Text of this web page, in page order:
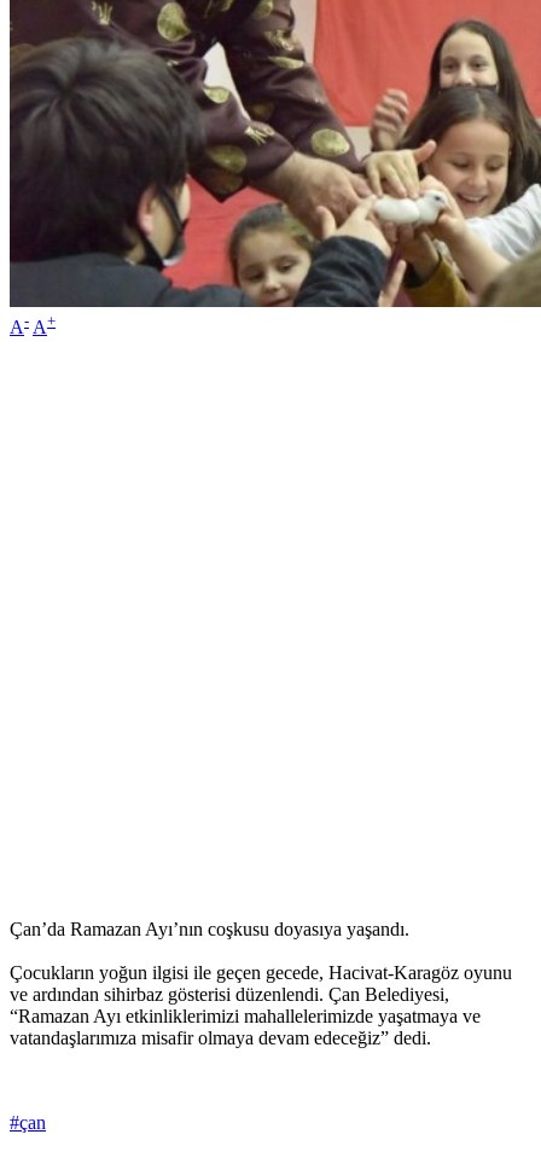
A- A+
Çan’da Ramazan Ayı’nın coşkusu doyasıya yaşandı.
Çocukların yoğun ilgisi ile geçen gecede, Hacivat-Karagöz oyunu
ve ardından sihirbaz gösterisi düzenlendi. Çan Belediyesi,
“Ramazan Ayı etkinliklerimizi mahallelerimizde yaşatmaya ve
vatandaşlarımıza misafir olmaya devam edeceğiz” dedi.
#çan